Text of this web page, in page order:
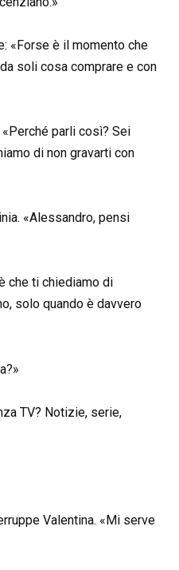
«Forse è il momento che
soli cosa comprare e con
parli così? Sei
di non gravarti con
«Alessandro, pensi
che ti chiediamo di
solo quando è davvero
TV? Notizie, serie,
Valentina. «Mi serve